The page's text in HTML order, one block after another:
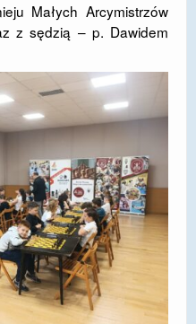
Małych Arcymistrzów
z sędzią – p. Dawidem